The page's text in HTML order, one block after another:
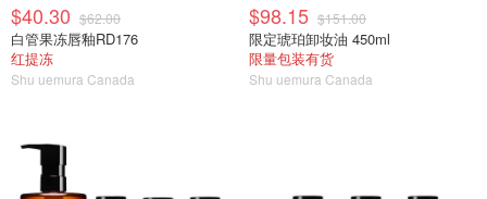
$40.30 $62.00
白管果冻唇釉RD176
红提冻
Shu uemura Canada
$98.15 $151.00
限定琥珀卸妆油 450ml
限量包装有货
Shu uemura Canada